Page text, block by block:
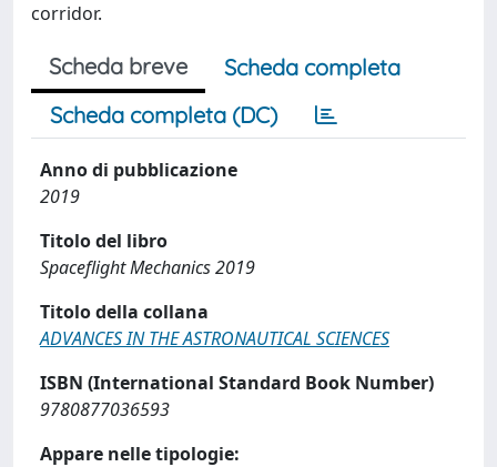
corridor.
Scheda breve
Scheda completa
Scheda completa (DC)
Anno di pubblicazione
2019
Titolo del libro
Spaceflight Mechanics 2019
Titolo della collana
ADVANCES IN THE ASTRONAUTICAL SCIENCES
ISBN (International Standard Book Number)
9780877036593
Appare nelle tipologie: